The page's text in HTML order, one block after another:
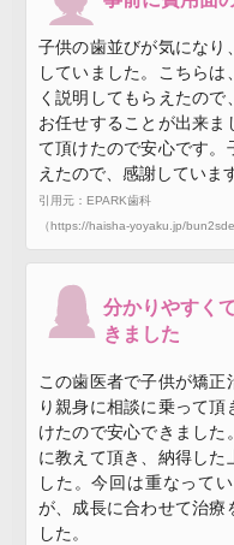
子供の歯並びが気になり
していました。こちら
く説明してもらえたの
お任せすることが出来ま
て頂けたので安心です。
えたので、感謝していま
引用元：EPARK歯科
（https://haisha-yoyaku.jp/
分かりやすく
きました
この歯医者で子供が矯
り親身に相談に乗って
けたので安心できました
に教えて頂き、納得した
した。今回は重なって
が、成長に合わせて治療
した。